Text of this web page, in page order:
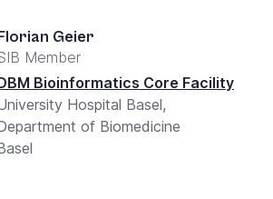
Geier
Member
Bioinformatics Core Facility
Hospital Basel,
of Biomedicine